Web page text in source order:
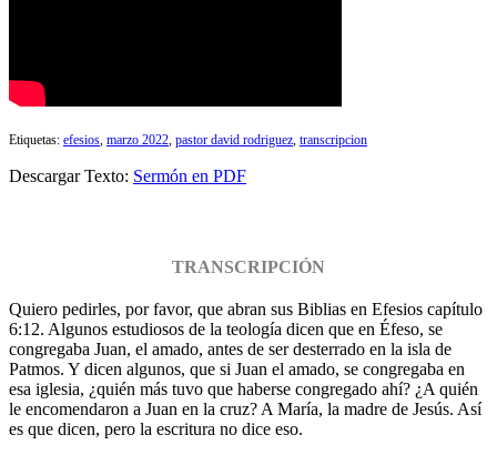
Etiquetas: efesios marzo 2022 pastor david rodriguez transcripcion
Descargar Texto: Sermón en PDF
TRANSCRIPCIÓN
Quiero pedirles, por favor, que abran sus Biblias en Efesios capítulo
6:12. Algunos estudiosos de la teología dicen que en Éfeso, se
congregaba Juan, el amado, antes de ser desterrado en la isla de
Patmos. Y dicen algunos, que si Juan el amado, se congregaba en
esa iglesia, ¿quién más tuvo que haberse congregado ahí? ¿A quién
le encomendaron a Juan en la cruz? A María, la madre de Jesús. Así
es que dicen, pero la escritura no dice eso.